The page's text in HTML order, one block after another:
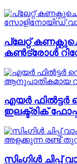
പ്ലേറ്റ്
കൺട്രോൾ
എയർ ഫിൽട്ടർ
ഇലക്ട്രിക്
സിംഗിൾ ചിപ്പ്